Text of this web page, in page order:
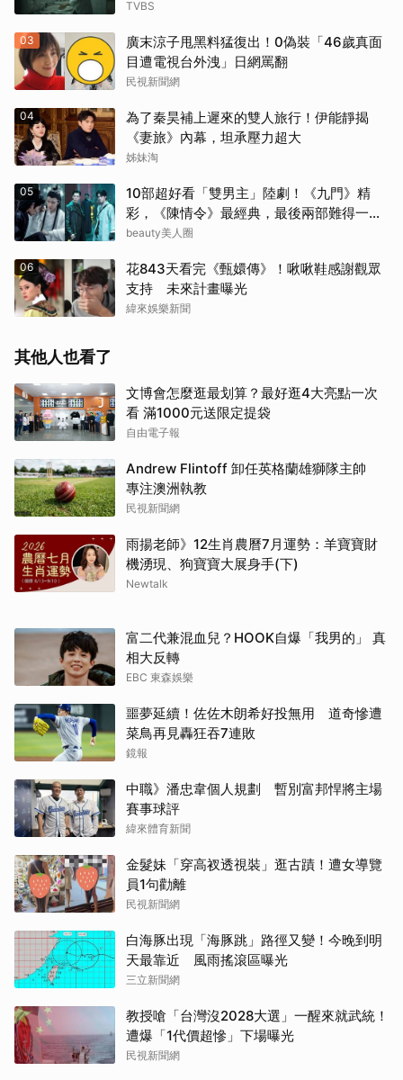
TVBS
03
廣末涼子甩黑料猛復出！0偽裝「46歲真面
目遭電視台外洩」日網罵翻
民視新聞網
04
為了秦昊補上遲來的雙人旅行！伊能靜揭
《妻旅》內幕，坦承壓力超大
姊妹淘
05
10部超好看「雙男主」陸劇！《九門》精
彩，《陳情令》最經典，最後兩部難得一面
倒好評
beauty美人圈
06
花843天看完《甄嬛傳》！啾啾鞋感謝觀眾
支持 未來計畫曝光
緯來娛樂新聞
其他人也看了
文博會怎麼逛最划算？最好逛4大亮點一次
看 滿1000元送限定提袋
自由電子報
Andrew Flintoff 卸任英格蘭雄獅隊主帥
專注澳洲執教
民視新聞網
雨揚老師》12生肖農曆7月運勢：羊寶寶財
機湧現、狗寶寶大展身手(下)
Newtalk
富二代兼混血兒？HOOK自爆「我男的」 真
相大反轉
EBC 東森娛樂
噩夢延續！佐佐木朗希好投無用 道奇慘遭
菜鳥再見轟狂吞7連敗
鏡報
中職》潘忠韋個人規劃 暫別富邦悍將主場
賽事球評
緯來體育新聞
金髮妹「穿高衩透視裝」逛古蹟！遭女導覽
員1句勸離
民視新聞網
白海豚出現「海豚跳」路徑又變！今晚到明
天最靠近 風雨搖滾區曝光
三立新聞網
教授嗆「台灣沒2028大選」一醒來就武統！
遭爆「1代價超慘」下場曝光
民視新聞網